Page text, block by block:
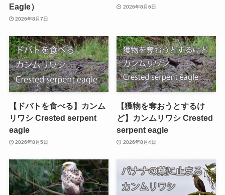
Eagle）
2026年8月7日
2026年8月6日
【ドバトを食べる】カンム
リワシ Crested serpent
eagle
2026年8月5日
【獲物を奪おうとするけ
ど】カンムリワシ Crested
serpent eagle
2026年8月4日